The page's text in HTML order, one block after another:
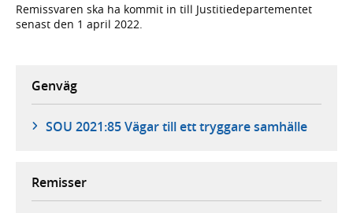
Remissvaren ska ha kommit in till Justitiedepartementet
senast den 1 april 2022.
Genväg
SOU 2021:85 Vägar till ett tryggare samhälle
Remisser